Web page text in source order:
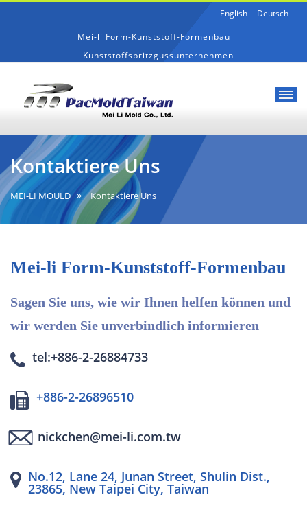
English
Deutsch
Mei-li Form-Kunststoff-Formenbau
Kunststoffspritzgussunternehmen
Mei-
Form-
Kunststoff-
Formenbau
kontaktiere
uns
Kontaktiere Uns
MEI-LI MOULD Kontaktiere Uns
Mei-li Form-Kunststoff-Formenbau
Sagen Sie uns, wie wir Ihnen helfen können und
wir werden Sie unverbindlich informieren
tel:+886-2-26884733
+886-2-26896510
nickchen@mei-li.com.tw
No.12, Lane 24, Junan Street, Shulin Dist.,
23865, New Taipei City, Taiwan